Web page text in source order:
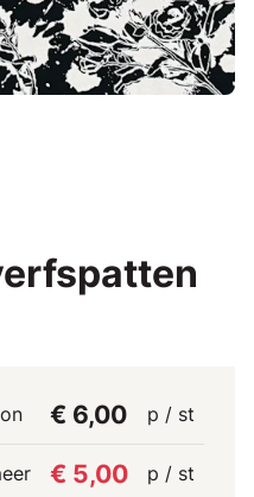
€ 6,00 p / st
€ 5,00 p / st